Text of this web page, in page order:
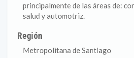
principalmente de las áreas de:
salud y automotriz.
Región
Metropolitana de Santiago